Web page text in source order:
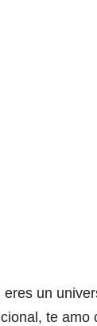
un
te amo